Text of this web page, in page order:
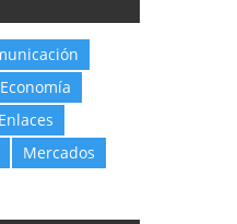
Economía
Enlaces
Mercados